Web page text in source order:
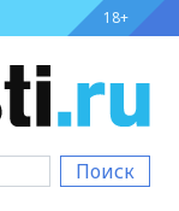
18+
Поиск